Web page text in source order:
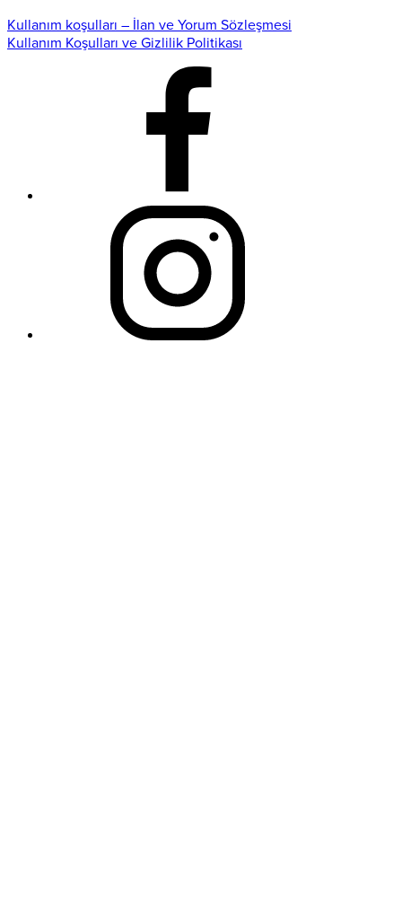
Kullanım koşulları – İlan ve Yorum Sözleşmesi
Kullanım Koşulları ve Gizlilik Politikası